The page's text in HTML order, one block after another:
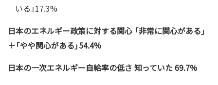
いる」17.3%
日本のエネルギー政策に対する関心 「非常に関心がある」
＋「やや関心がある」54.4%
日本の一次エネルギー自給率の低さ 知っていた 69.7%